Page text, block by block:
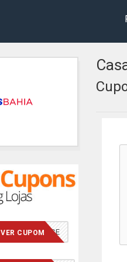
VCMERECE
VER CUPOM